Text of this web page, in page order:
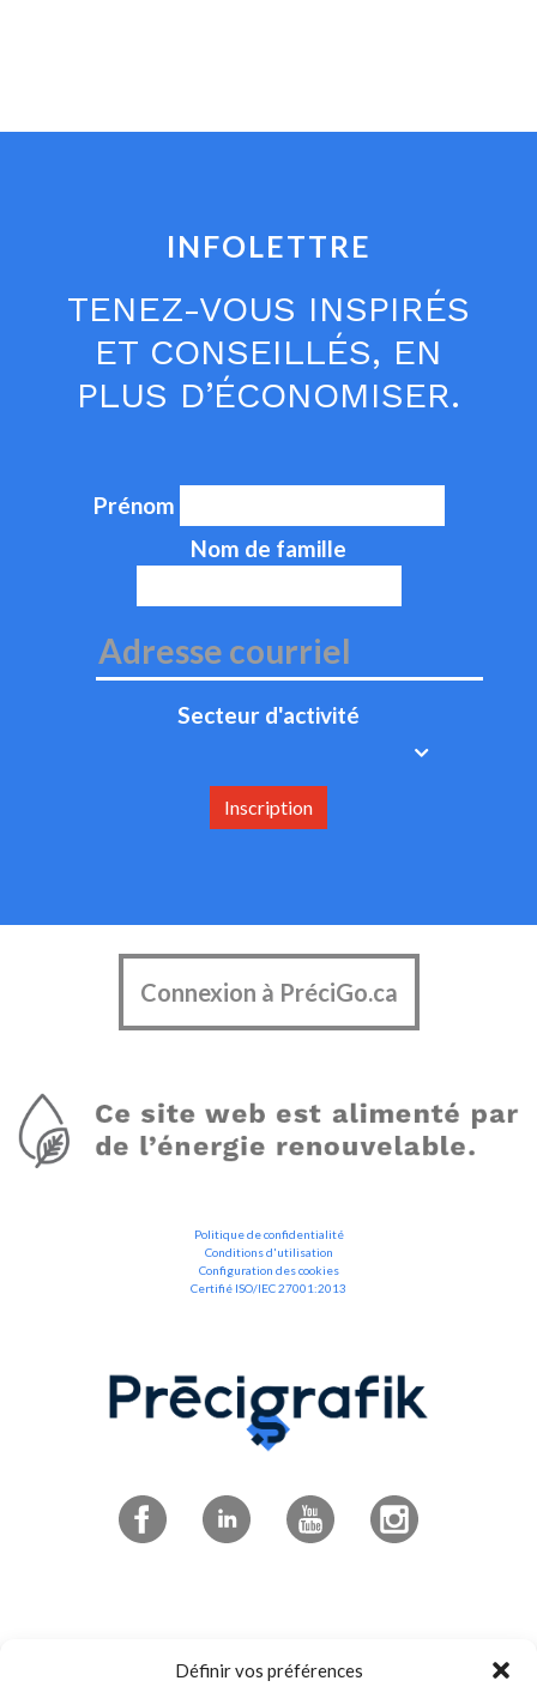
Définir vos préférences
INFOLETTRE
TENEZ-VOUS INSPIRÉS
ET CONSEILLÉS, EN
PLUS D’ÉCONOMISER.
Prénom
Nom de famille
Secteur d'activité
Inscription
Connexion à PréciGo.ca
Politique de confidentialité
Conditions d'utilisation
Configuration des cookies
Certifié ISO/IEC 27001:2013